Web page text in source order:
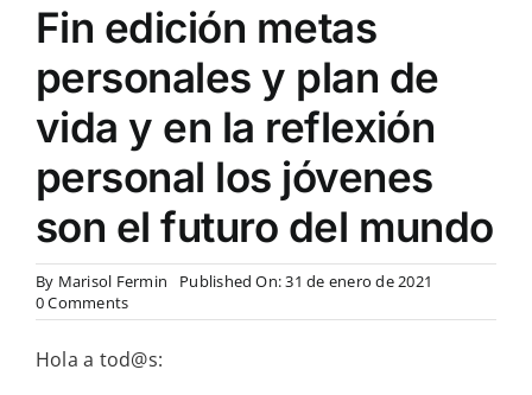
Fin edición metas
personales y plan de
vida y en la reflexión
personal los jóvenes
son el futuro del mundo
By Marisol Fermin
Published On: 31 de enero de 2021
0 Commentson
Fin
metas
Hola a tod@s: